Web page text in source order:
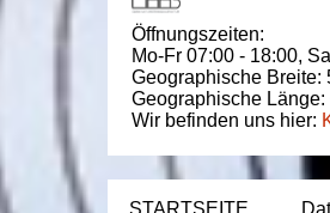
Öffnungszeiten:
Mo-Fr 07:00 - 18:00,
Geographische Breite:
Geographische Länge:
Wir befinden uns hier:
STARTSEITE